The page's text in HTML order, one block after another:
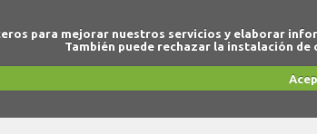
para mejorar nuestros servicios y elaborar
También puede rechazar la instalación de